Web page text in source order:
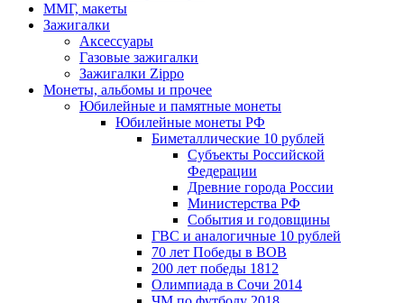
ММГ, макеты
Зажигалки
Аксессуары
Газовые зажигалки
Зажигалки Zippo
Монеты, альбомы и прочее
Юбилейные и памятные монеты
Юбилейные монеты РФ
Биметаллические 10 рублей
Субъекты Российской
Федерации
Древние города России
Министерства РФ
События и годовщины
ГВС и аналогичные 10 рублей
70 лет Победы в ВОВ
200 лет победы 1812
Олимпиада в Сочи 2014